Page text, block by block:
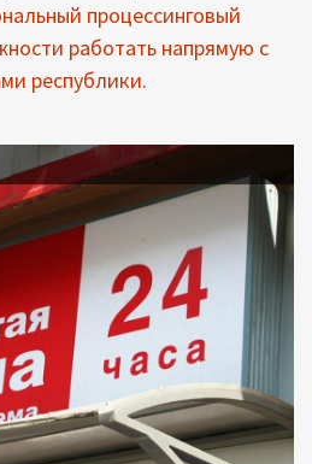
процессинговый
работать напрямую с
республики.